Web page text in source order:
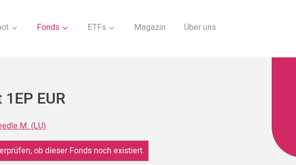
Fonds ETFs Magazin Über uns
EUR
M. (LU)
ob dieser Fonds noch existiert.